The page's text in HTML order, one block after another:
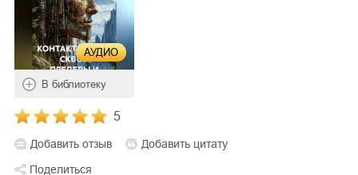
АУДИО
В библиотеку
5
Добавить отзыв
Добавить цитату
Поделиться